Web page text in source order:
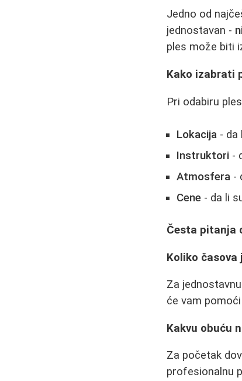
Jedno od
jednostavan -
ples može biti
Kako izabrati
Pri odabiru
Lokacija - da
Instruktori -
Atmosfera -
Cene - da li
Česta pitanja
Koliko časova
Za
će vam
Kakvu obuću
Za početak
profesionalnu